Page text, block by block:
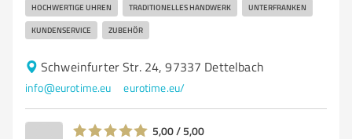
HOCHWERTIGE UHREN TRADITIONELLES HANDWERK UNTERFRANKEN
KUNDENSERVICE ZUBEHÖR
Schweinfurter Str. 24, 97337 Dettelbach
info@eurotime.eu eurotime.eu/
5,00 / 5,00